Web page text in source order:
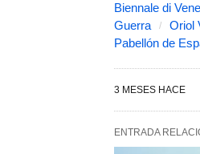
Biennale di
Guerra
Oriol
Pabellón de
3 MESES HACE
ENTRADA